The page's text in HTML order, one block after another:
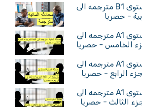
محادثة المانية لمستوى B1 مترجمه الى
- حصريا
محادثة المانية لمستوى A1 مترجمه الى
الخامس - حصريا
محادثة المانية لمستوى A1 مترجمه الى
الرابع - حصريا
محادثة المانية لمستوى A1 مترجمه الى
الثالث - حصريا